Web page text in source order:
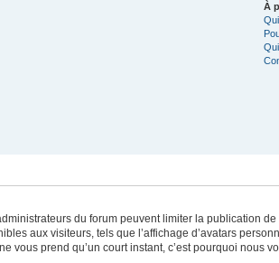
À
du forum peuvent limiter la publication
aux visiteurs, tels que l’affichage d’avatars
vous prend qu’un court instant, c’est pourquoi nous